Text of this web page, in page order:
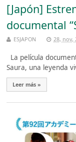
[Japón]
documental
ESJAPON 28, nov,
La película
Saura, una leyenda
Leer más »